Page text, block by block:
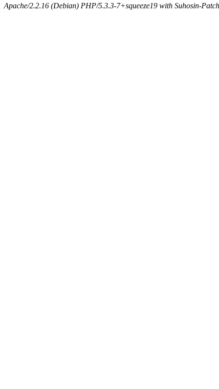
Apache/2.2.16 (Debian) PHP/5.3.3-7+squeeze19 with Suhosin-